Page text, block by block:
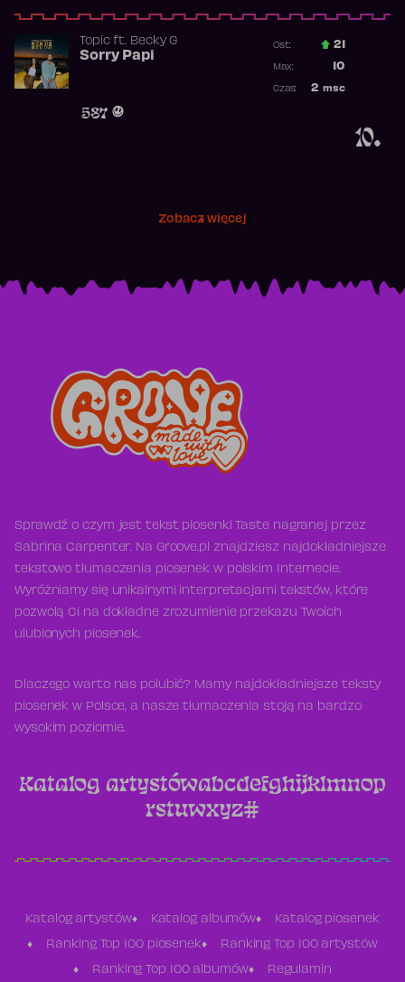
10.
Topicft. Becky G
Sorry Papi
587
Ost.: 21
10
Max:
2 msc
Czas:
Zobacz więcej
Sprawdź o czym jest tekst piosenki Taste nagranej przez
Sabrina Carpenter. Na Groove.pl znajdziesz najdokładniejsze
tekstowo tłumaczenia piosenek w polskim Internecie.
Wyróżniamy się unikalnymi interpretacjami tekstów, które
pozwolą Ci na dokładne zrozumienie przekazu Twoich
ulubionych piosenek.
Dlaczego warto nas polubić? Mamy najdokładniejsze teksty
piosenek w Polsce, a nasze tłumaczenia stoją na bardzo
wysokim poziomie.
Katalog artystówabcdefghijklmnop
rstuwxyz#
Katalog artystów Katalog albumów Katalog piosenek
Ranking Top 100 piosenek Ranking Top 100 artystów
Ranking Top 100 albumów Regulamin